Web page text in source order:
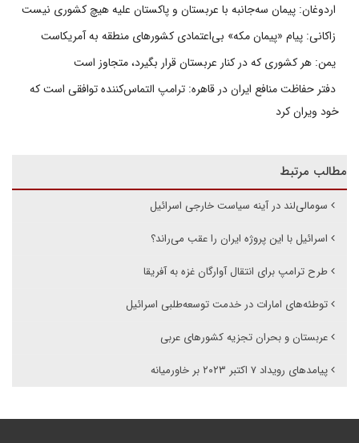
اردوغان: پیمان سه‌جانبه با عربستان و پاکستان علیه هیچ کشوری نیست
زاکانی: پیام «پیمان مکه» بی‌اعتمادی کشورهای منطقه به آمریکاست
یمن: هر کشوری که در کنار عربستان قرار بگیرد، متجاوز است
دفتر حفاظت منافع ایران در قاهره: ترامپ التماس‌کننده توافقی است که
خود ویران کرد
مطالب مرتبط
سومالی‌لند در آینه سیاست خارجی اسرائیل
اسرائیل با این پروژه ایران را عقب می‌راند؟
طرح ترامپ برای انتقال آوارگان غزه به آفریقا
توطئه‌های امارات در خدمت توسعه‌طلبی اسرائیل
عربستان و بحران تجزیه کشورهای عربی
پیامدهای رویداد ۷ اکتبر ۲۰۲۳ بر خاورمیانه